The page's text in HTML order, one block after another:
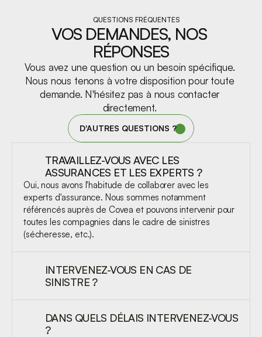
QUESTIONS FRÉQUENTES
VOS DEMANDES, NOS
RÉPONSES
Vous avez une question ou un besoin spécifique.
Nous nous tenons à votre disposition pour toute
demande. N'hésitez pas à nous contacter
directement.
D'AUTRES QUESTIONS ?
TRAVAILLEZ-VOUS AVEC LES
ASSURANCES ET LES EXPERTS ?
Oui, nous avons l'habitude de collaborer avec les
experts d'assurance. Nous sommes notamment
référencés auprès de Covea et pouvons intervenir pour
toutes les compagnies dans le cadre de sinistres
(sécheresse, etc.).
INTERVENEZ-VOUS EN CAS DE
SINISTRE ?
DANS QUELS DÉLAIS INTERVENEZ-VOUS
?